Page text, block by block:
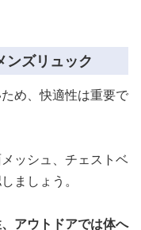
ンズリュック
め、快適性は重要で
ッシュ、チェストベ
ましょう。
アウトドアでは体へ